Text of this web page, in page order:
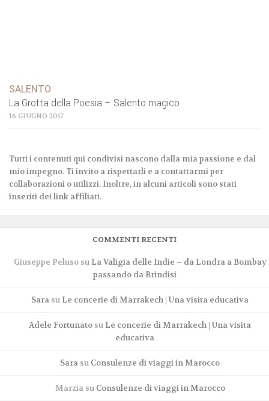
SALENTO
La Grotta della Poesia – Salento magico
16 GIUGNO 2017
Tutti i contenuti qui condivisi nascono dalla mia passione e dal
mio impegno. Ti invito a rispettarli e a contattarmi per
collaborazioni o utilizzi. Inoltre, in alcuni articoli sono stati
inseriti dei link affiliati.
COMMENTI RECENTI
Giuseppe Pelusosu La Valigia delle Indie – da Londra a Bombay
passando da Brindisi
Sara su Le concerie di Marrakech | Una visita educativa
Adele Fortunato su Le concerie di Marrakech | Una visita
educativa
Sara su Consulenze di viaggi in Marocco
Marziasu Consulenze di viaggi in Marocco